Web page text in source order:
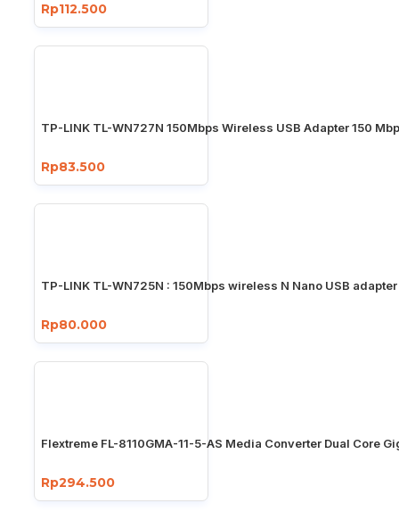
Rp112.500
TP-LINK TL-WN727N 150Mbps Wireless USB Adapter 150
Rp83.500
TP-LINK TL-WN725N : 150Mbps wireless N Nano USB adapter
Rp80.000
Flextreme FL-8110GMA-11-5-AS Media Converter Dual Core
Rp294.500